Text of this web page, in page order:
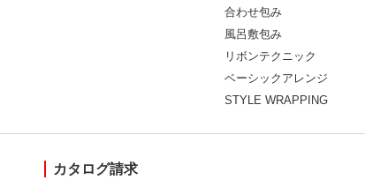
合わせ包み
風呂敷包み
リボンテクニック
ベーシックアレンジ
STYLE WRAPPING
カタログ請求